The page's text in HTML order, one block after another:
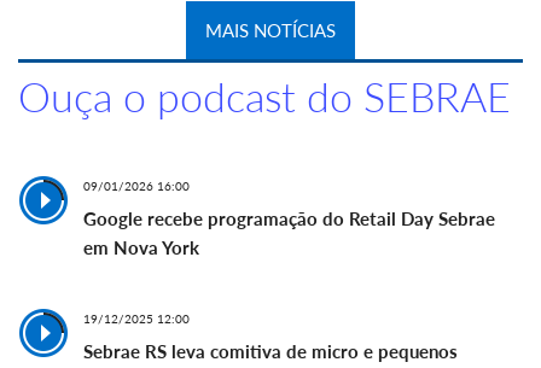
MAIS NOTÍCIAS
Ouça o podcast do SEBRAE
09/01/2026 16:00
Google recebe programação do Retail Day Sebrae
em Nova York
19/12/2025 12:00
Sebrae RS leva comitiva de micro e pequenos